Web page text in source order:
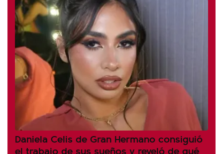
Daniela Celis de Gran Hermano consiguió
el trabajo de sus sueños y reveló de qué